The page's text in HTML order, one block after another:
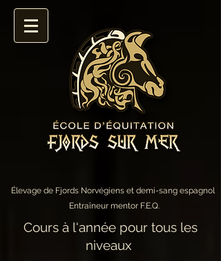
Élevage de Fjords Norvégiens et demi-sang espagnol
Entraîneur mentor F.E.Q.
Cours à l'année pour tous les
niveaux